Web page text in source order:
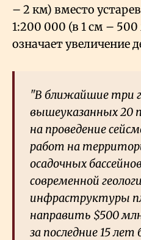
– 2 км) вместо
1:200 000 (в 1 см –
означает увеличение
"В ближайшие три
вышеуказанных 20
на проведение
работ на
осадочных
современной
инфраструктуры
направить $500
за последние 15